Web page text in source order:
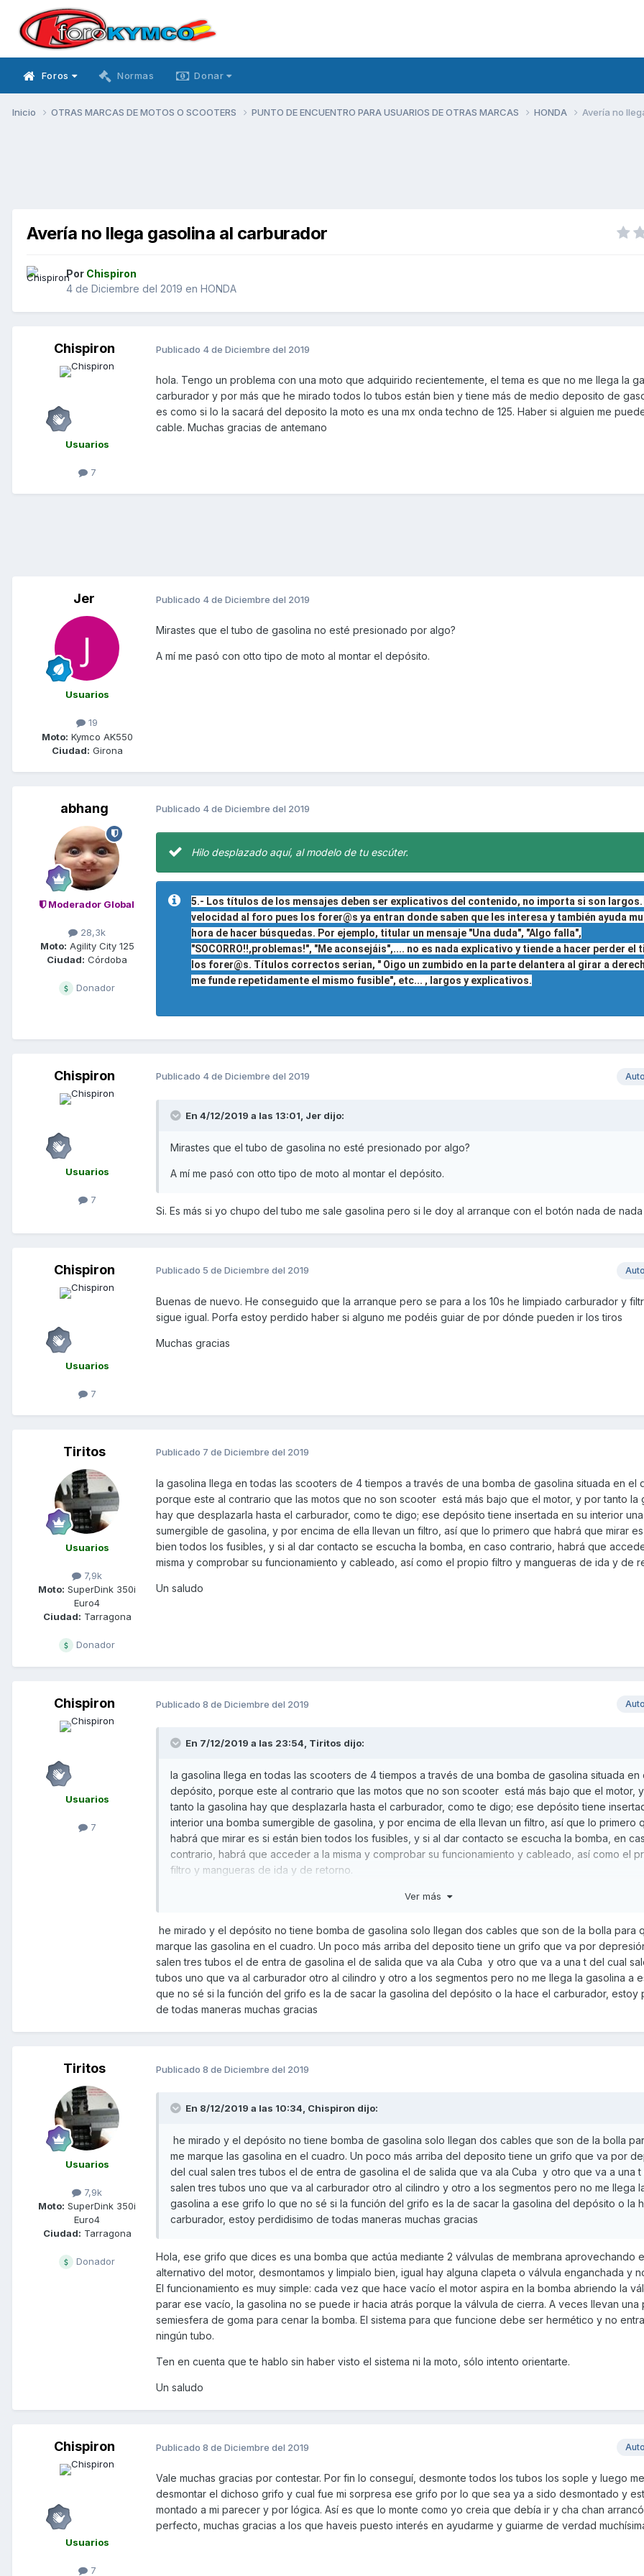
Foros Normas Donar
Inicio OTRAS MARCAS DE MOTOS O SCOOTERS PUNTO DE ENCUENTRO PARA USUARIOS DE OTRAS MARCAS HONDA Avería no
Avería no llega gasolina al carburador
Por Chispiron
4 de Diciembre del 2019 en HONDA
Chispiron
Usuarios
7
Publicado 4 de Diciembre del 2019
hola. Tengo un problema con una moto que adquirido recientemente, el tema es que no me llega la
carburador y por más que he mirado todos lo tubos están bien y tiene más de medio deposito de
es como si lo la sacará del deposito la moto es una mx onda techno de 125. Haber si alguien me
cable. Muchas gracias de antemano
Jer
Usuarios
19
Moto: Kymco AK550
Ciudad: Girona
Publicado 4 de Diciembre del 2019
Mirastes que el tubo de gasolina no esté presionado por algo?
A mí me pasó con otto tipo de moto al montar el depósito.
abhang
Moderador Global
28,3k
Moto: Agility City 125
Ciudad: Córdoba
Donador
Publicado 4 de Diciembre del 2019
Hilo desplazado aquí, al modelo de tu escúter.
5.- Los títulos de los mensajes deben ser explicativos del contenido, no importa si son largos.
velocidad al foro pues los forer@s ya entran donde saben que les interesa y también ayuda
hora de hacer búsquedas. Por ejemplo, titular un mensaje "Una duda", "Algo falla",
"SOCORRO!!,problemas!", "Me aconsejáis",.... no es nada explicativo y tiende a hacer perder el
los forer@s. Títulos correctos serian, " Oigo un zumbido en la parte delantera al girar a
me funde repetidamente el mismo fusible", etc... , largos y explicativos.
Chispiron
Usuarios
7
Publicado 4 de Diciembre del 2019
En 4/12/2019 a las 13:01, Jer dijo:
Mirastes que el tubo de gasolina no esté presionado por algo?
A mí me pasó con otto tipo de moto al montar el depósito.
Si. Es más si yo chupo del tubo me sale gasolina pero si le doy al arranque con el botón nada de nada
Chispiron
Usuarios
7
Publicado 5 de Diciembre del 2019
Buenas de nuevo. He conseguido que la arranque pero se para a los 10s he limpiado carburador y
sigue igual. Porfa estoy perdido haber si alguno me podéis guiar de por dónde pueden ir los tiros
Muchas gracias
Tiritos
Usuarios
7,9k
Moto: SuperDink 350i
Euro4
Ciudad: Tarragona
Donador
Publicado 7 de Diciembre del 2019
la gasolina llega en todas las scooters de 4 tiempos a través de una bomba de gasolina situada en el
porque este al contrario que las motos que no son scooter está más bajo que el motor, y por tanto la
hay que desplazarla hasta el carburador, como te digo; ese depósito tiene insertada en su interior
sumergible de gasolina, y por encima de ella llevan un filtro, así que lo primero que habrá que mirar
bien todos los fusibles, y si al dar contacto se escucha la bomba, en caso contrario, habrá que
misma y comprobar su funcionamiento y cableado, así como el propio filtro y mangueras de ida y de
Un saludo
Chispiron
Usuarios
7
Publicado 8 de Diciembre del 2019
En 7/12/2019 a las 23:54, Tiritos dijo:
la gasolina llega en todas las scooters de 4 tiempos a través de una bomba de gasolina situada en
depósito, porque este al contrario que las motos que no son scooter está más bajo que el motor,
tanto la gasolina hay que desplazarla hasta el carburador, como te digo; ese depósito tiene
interior una bomba sumergible de gasolina, y por encima de ella llevan un filtro, así que lo primero
habrá que mirar es si están bien todos los fusibles, y si al dar contacto se escucha la bomba, en
contrario, habrá que acceder a la misma y comprobar su funcionamiento y cableado, así como el
filtro y mangueras de ida y de retorno.
Ver más
he mirado y el depósito no tiene bomba de gasolina solo llegan dos cables que son de la bolla para
marque las gasolina en el cuadro. Un poco más arriba del deposito tiene un grifo que va por
salen tres tubos el de entra de gasolina el de salida que va ala Cuba y otro que va a una t del cual
tubos uno que va al carburador otro al cilindro y otro a los segmentos pero no me llega la gasolina a
que no sé si la función del grifo es la de sacar la gasolina del depósito o la hace el carburador, estoy
de todas maneras muchas gracias
Tiritos
Usuarios
7,9k
Moto: SuperDink 350i
Euro4
Ciudad: Tarragona
Donador
Publicado 8 de Diciembre del 2019
En 8/12/2019 a las 10:34, Chispiron dijo:
he mirado y el depósito no tiene bomba de gasolina solo llegan dos cables que son de la bolla
me marque las gasolina en el cuadro. Un poco más arriba del deposito tiene un grifo que va por
del cual salen tres tubos el de entra de gasolina el de salida que va ala Cuba y otro que va a una t
salen tres tubos uno que va al carburador otro al cilindro y otro a los segmentos pero no me llega
gasolina a ese grifo lo que no sé si la función del grifo es la de sacar la gasolina del depósito o la
carburador, estoy perdidisimo de todas maneras muchas gracias
Hola, ese grifo que dices es una bomba que actúa mediante 2 válvulas de membrana aprovechando
alternativo del motor, desmontamos y limpialo bien, igual hay alguna clapeta o válvula enganchada y
El funcionamiento es muy simple: cada vez que hace vacío el motor aspira en la bomba abriendo la
parar ese vacío, la gasolina no se puede ir hacia atrás porque la válvula de cierra. A veces llevan una
semiesfera de goma para cenar la bomba. El sistema para que funcione debe ser hermético y no
ningún tubo.
Ten en cuenta que te hablo sin haber visto el sistema ni la moto, sólo intento orientarte.
Un saludo
Chispiron
Usuarios
7
Publicado 8 de Diciembre del 2019
Vale muchas gracias por contestar. Por fin lo conseguí, desmonte todos los tubos los sople y luego
desmontar el dichoso grifo y cual fue mi sorpresa ese grifo por lo que sea ya a sido desmontado y
montado a mi parecer y por lógica. Así es que lo monte como yo creia que debía ir y cha chan
perfecto, muchas gracias a los que haveis puesto interés en ayudarme y guiarme de verdad